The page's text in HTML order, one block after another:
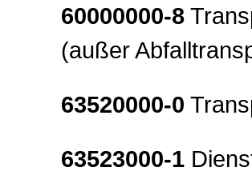
60000000-8
(außer
63520000-0
63523000-1